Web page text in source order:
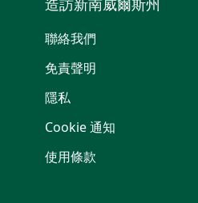
造訪新南威爾斯州
聯絡我們
免責聲明
隱私
Cookie 通知
使用條款